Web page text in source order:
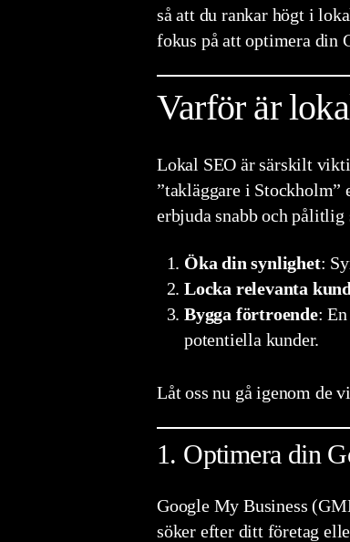
så att du rankar högt i
fokus på att optimera din
Varför är
Lokal SEO är särskilt
”takläggare i Stockholm”
erbjuda snabb och
Öka din synlighet:
Locka relevanta
Bygga förtroende:
potentiella kunder.
Låt oss nu gå igenom de
1. Optimera din
Google My Business
söker efter ditt företag